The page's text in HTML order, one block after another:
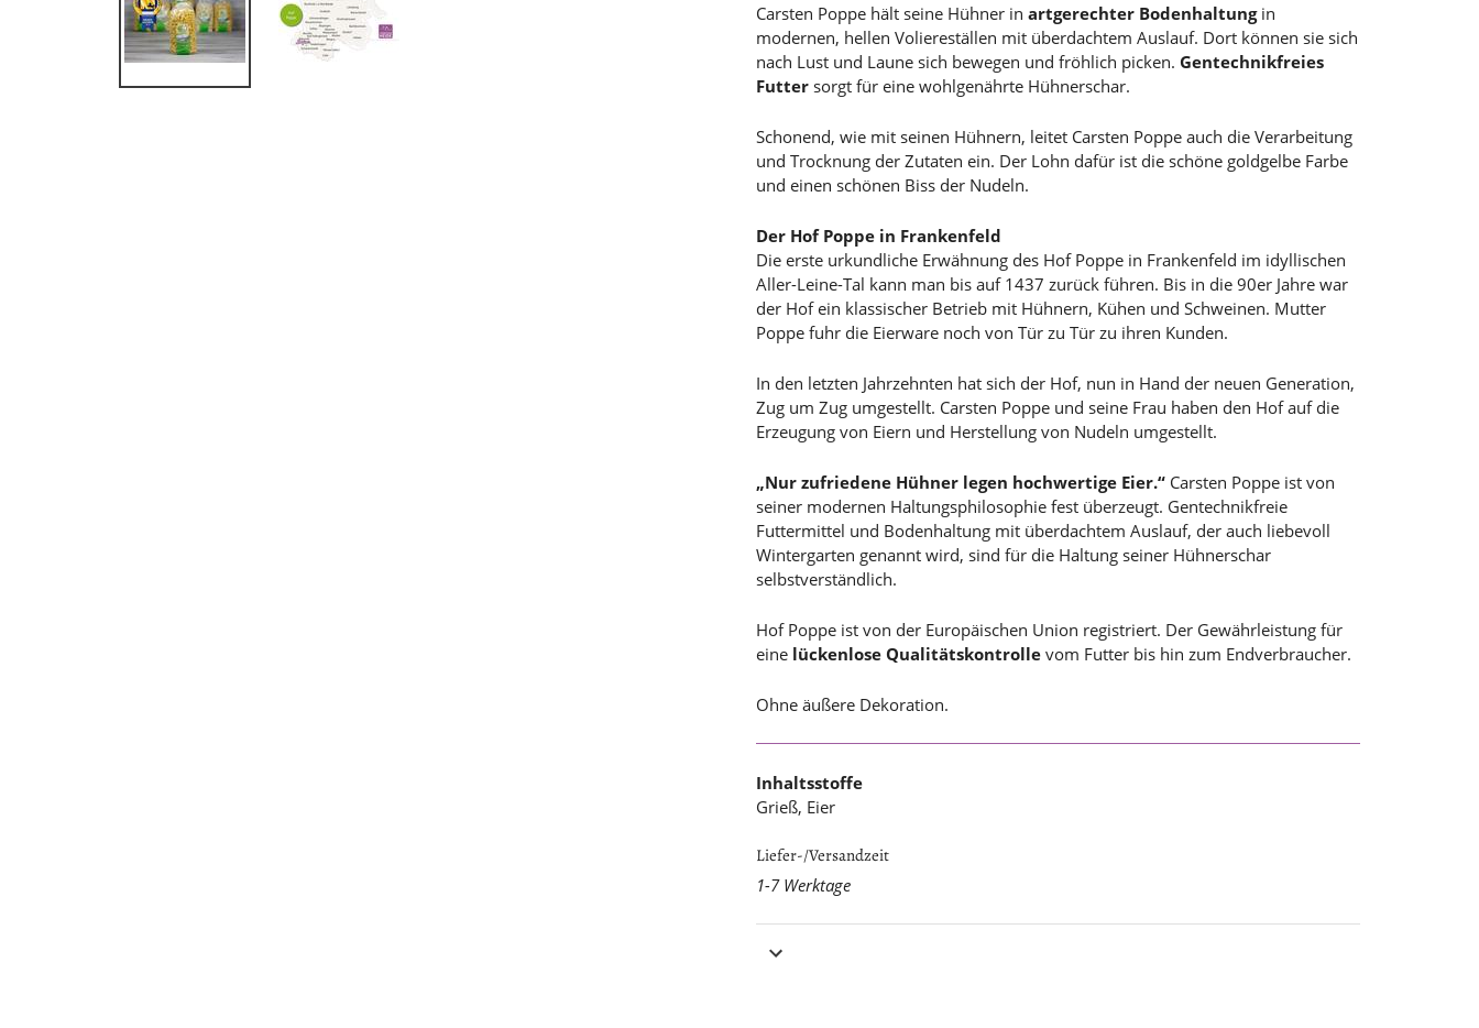
Carsten Poppe hält seine Hühner in artgerechter Bodenhaltungin
modernen, hellen Voliereställen mit überdachtem Auslauf. Dort können sie sich
nach Lust und Laune sich bewegen und fröhlich picken. Gentechnikfreies
Futter sorgt für eine wohlgenährte Hühnerschar.
Schonend, wie mit seinen Hühnern, leitet Carsten Poppe auch die Verarbeitung
und Trocknung der Zutaten ein. Der Lohn dafür ist die schöne goldgelbe Farbe
und einen schönen Biss der Nudeln.
Der Hof Poppe in Frankenfeld
Die erste urkundliche Erwähnung des Hof Poppe in Frankenfeld im idyllischen
Aller-Leine-Tal kann man bis auf 1437 zurück führen. Bis in die 90er Jahre war
der Hof ein klassischer Betrieb mit Hühnern, Kühen und Schweinen. Mutter
Poppe fuhr die Eierware noch von Tür zu Tür zu ihren Kunden.
In den letzten Jahrzehnten hat sich der Hof, nun in Hand der neuen Generation,
Zug um Zug umgestellt. Carsten Poppe und seine Frau haben den Hof auf die
Erzeugung von Eiern und Herstellung von Nudeln umgestellt.
„Nur zufriedene Hühner legen hochwertige Eier.“ Carsten Poppe ist von
seiner modernen Haltungsphilosophie fest überzeugt. Gentechnikfreie
Futtermittel und Bodenhaltung mit überdachtem Auslauf, der auch liebevoll
Wintergarten genannt wird, sind für die Haltung seiner Hühnerschar
selbstverständlich.
Hof Poppe ist von der Europäischen Union registriert. Der Gewährleistung für
eine lückenlose Qualitätskontrolle vom Futter bis hin zum Endverbraucher.
Ohne äußere Dekoration.
Inhaltsstoffe
Grieß, Eier
Liefer-/Versandzeit
1-7 Werktage